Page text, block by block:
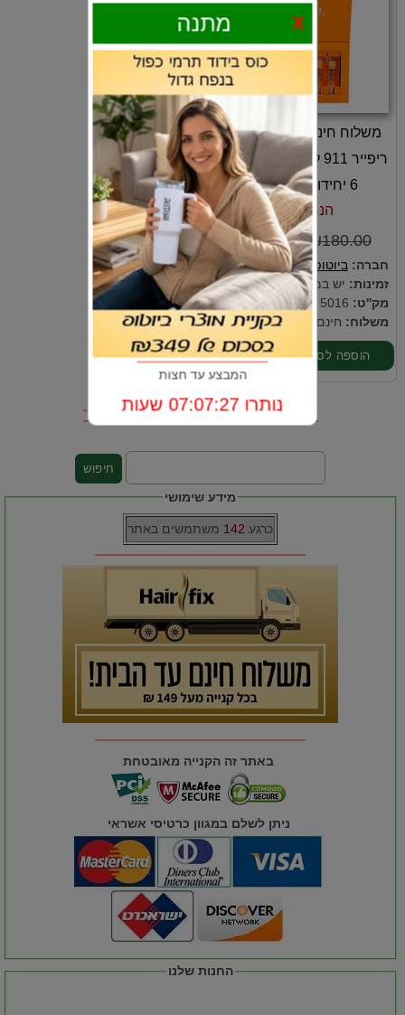
משלוח חינם - אמפולות הייר
ריפייר 911 לטיפול בשיער יבש
6 יחידות של 11 מ"ל
הנחה 17%-
₪180.00
₪149.00
חברה: ביוטופ
זמינות: יש במלאי
מק''ט:
משלוח: חינם עד הבית
מידע שימושי
כרגע 142 משתמשים באתר
החנות שלנו
X מתנה
המבצע עד חצות
נותרו 07:07:26 שעות